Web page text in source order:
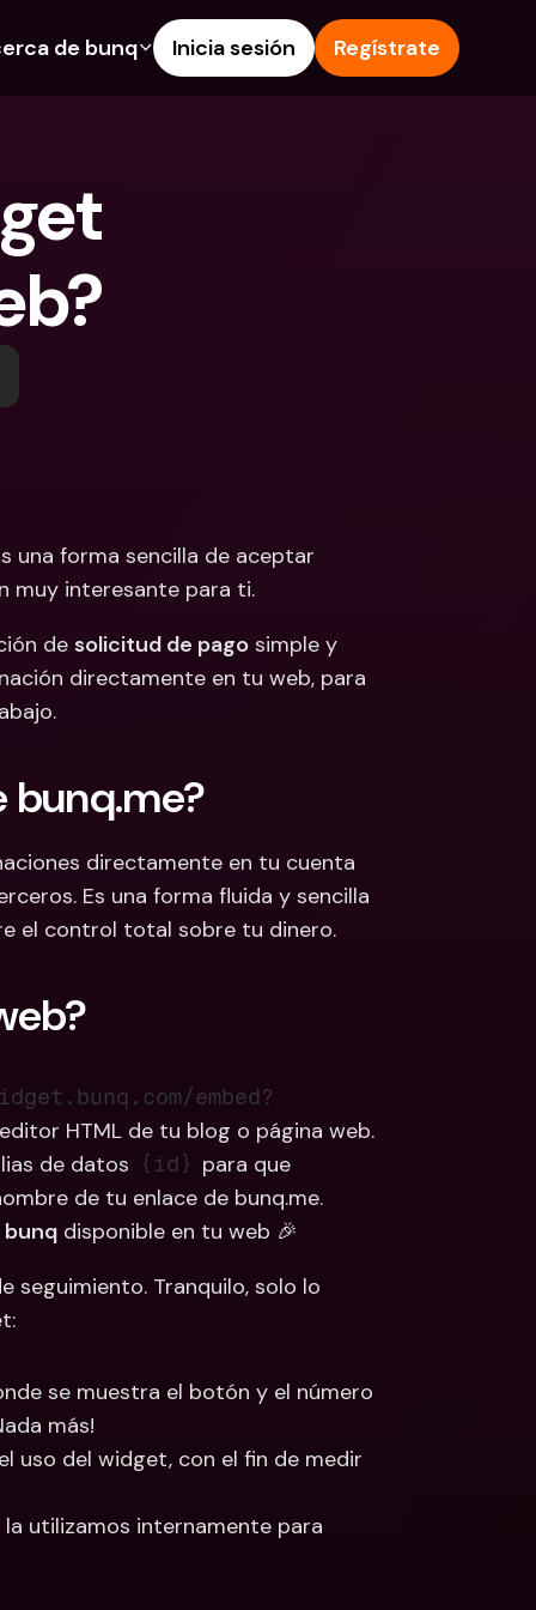
de crédito
IBAN extranjeros
y depósitos en
Bancarias
y Divisas
de bunq
Blog
Informa de un problema
Contacta con nosotros
Inicia sesión Regístrate
una forma sencilla de aceptar
muy interesante para ti.
de solicitud de pago simple y
directamente en tu web, para
bunq.me?
directamente en tu cuenta
Es una forma fluida y sencilla
el control total sobre tu dinero.
embed?
HTML de tu blog o página web.
de datos {id} para que
de tu enlace de bunq.me.
bunq disponible en tu web 🎉
seguimiento. Tranquilo, solo lo
se muestra el botón y el número
más!
uso del widget, con el fin de medir
utilizamos internamente para